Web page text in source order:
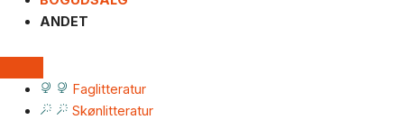
ANDET
Faglitteratur
Skønlitteratur